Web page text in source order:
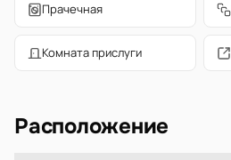
Прачечная
Комната прислуги
Расположение